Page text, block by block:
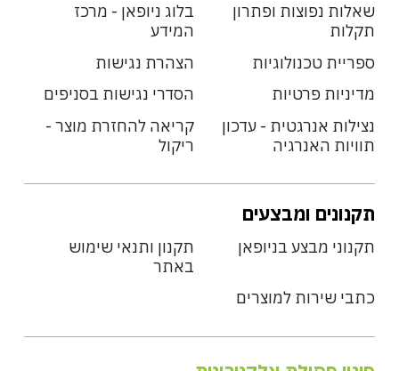
שאלות נפוצות ופתרון
תקלות
בלוג ניופאן - מרכז
המידע
ספריית טכנולוגיות
הצהרת נגישות
מדיניות פרטיות
הסדרי נגישות בסניפים
נצילות אנרגטית - עדכון
תוויות האנרגיה
קריאה להחזרת מוצר -
ריקול
תקנונים ומבצעים
תקנוני מבצע בניופאן
תקנון ותנאי שימוש
באתר
כתבי שירות למוצרים